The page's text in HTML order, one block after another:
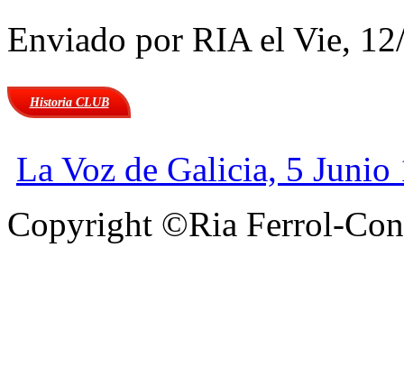
Enviado por RIAel Vie,
Historia CLUB
La Voz de Galicia, 5
Copyright ©Ria Ferrol-